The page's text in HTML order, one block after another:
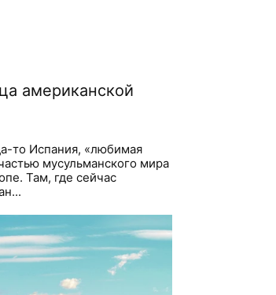
американской
то Испания, «любимая
мусульманского мира
Там, где сейчас